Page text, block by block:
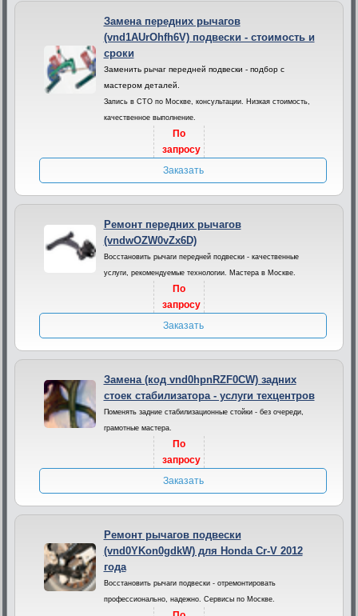
Замена передних рычагов
(vnd1AUrOhfh6V) подвески - стоимость и
сроки
Заменить рычаг передней подвески - подбор с
мастером деталей.
Запись в СТО по Москве, консультации. Низкая стоимость,
качественное выполнение.
По
запросу
Заказать
Ремонт передних рычагов
(vndwOZW0vZx6D)
Восстановить рычаги передней подвески - качественные
услуги, рекомендуемые технологии. Мастера в Москве.
По
запросу
Заказать
Замена (код vnd0hpnRZF0CW) задних
стоек стабилизатора - услуги техцентров
Поменять задние стабилизационные стойки - без очереди,
грамотные мастера.
По
запросу
Заказать
Ремонт рычагов подвески
(vnd0YKon0gdkW) для Honda Cr-V 2012
года
Восстановить рычаги подвески - отремонтировать
профессионально, надежно. Сервисы по Москве.